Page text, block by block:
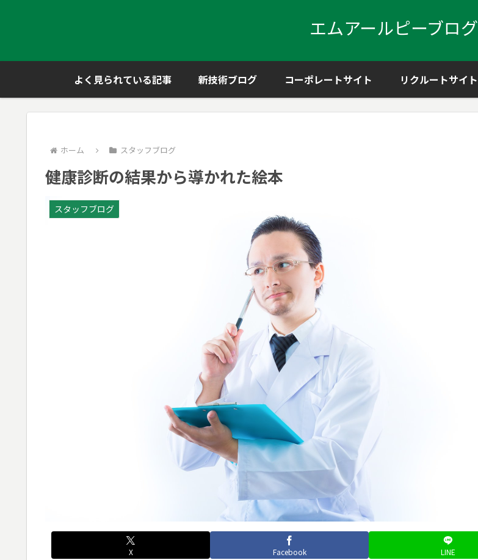
エムアールピーブログ
よく見られている記事 新技術ブログ コーポレートサイト リクルートサイト
ホーム スタッフブログ
健康診断の結果から導かれた絵本
スタッフブログ
X Facebook LINE